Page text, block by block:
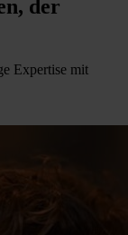
der
Expertise mit